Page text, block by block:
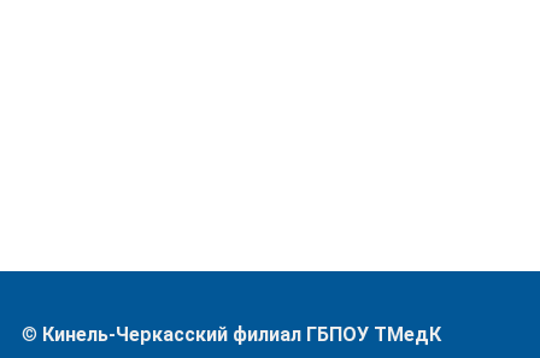
© Кинель-Черкасский филиал ГБПОУ ТМедК